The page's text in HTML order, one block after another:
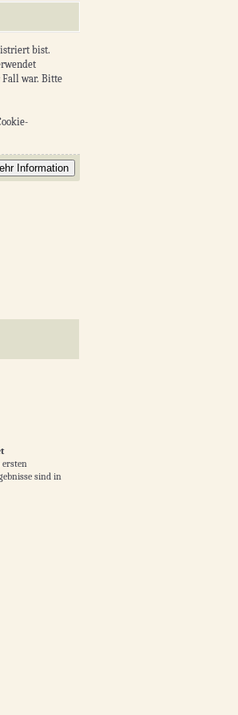
bist.
Fall war. Bitte
sind in